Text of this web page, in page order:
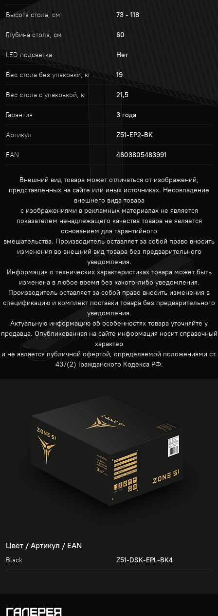
Высота стола, см 73 - 118
Глубина стола, см 60
LED подсветка Нет
Вес стола без упаковки, кг 19
Вес стола с упаковкой, кг 21,5
Гарантия 3 года
Артикул Z51-EP2-BK
EAN 4603805483991
Внешний вид товара может отличаться от изображений,
представленных на сайте или иных источниках. Несовпадение
внешнего вида товара
с изображениями в рекламных материалах не является
показателем ненадлежащего качества товара не является
основанием для гарантийного
вмешательства. Производитель оставляет за собой право вносить
изменения во внешний вид товара без предварительного
уведомления.
Информация о технических характеристиках товара может быть
изменена в любое время без какого-либо уведомления.
Производитель оставляет за собой право вносить изменения в
спецификацию и комплект поставки товара без предварительного
уведомления.
Актуальную информацию об особенностях товара уточняйте у
продавца. Опубликованная на сайте информация носит справочный
характер
и не является публичной офертой, определяемой положениями ст.
437(2) Гражданского Кодекса РФ.
Цвет / Артикул / EAN
Black Z51-DSK-EPL-BK4
ГАЛЕРЕЯ